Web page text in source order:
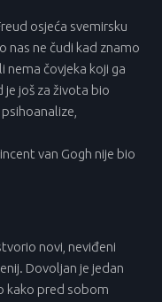
osjeća svemirsku
nas ne čudi kad znamo
nema čovjeka koji ga
je još za života bio
van Gogh nije bio
novi, neviđeni
Dovoljan je jedan
kako pred sobom